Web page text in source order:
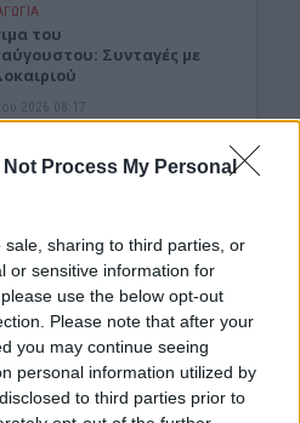
Not Process My Personal
sharing to third parties, or
or sensitive information for
use the below opt-out
Please note that after your
you may continue seeing
personal information utilized by
to third parties prior to
του
Συνταγές με
2026 08:17
που έδερνε τους
2026 08:14
του Σαββάτου 8
2026 08:12